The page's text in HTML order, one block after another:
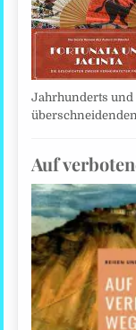
Jahrhunderts und
Auf